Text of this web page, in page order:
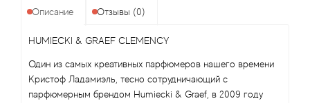
Описание Отзывы (0)
HUMIECKI & GRAEF CLEMENCY
Один из самых креативных парфюмеров нашего времени
Кристоф Ладамиэль, тесно сотрудничающий с
парфюмерным брендом Humiecki & Graef, в 2009 году
Alyssa Ashley
American Crew